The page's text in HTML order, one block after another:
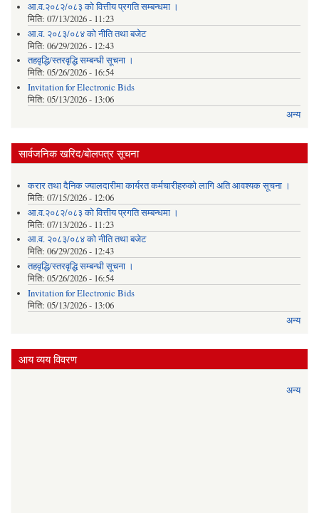
आ.व.२०८२/०८३ को वित्तीय प्रगति सम्बन्धमा ।
मिति: 07/13/2026 - 11:23
आ.व. २०८३/०८४ को नीति तथा बजेट
मिति: 06/29/2026 - 12:43
तहवृद्धि/स्तरवृद्धि सम्बन्धी सूचना ।
मिति: 05/26/2026 - 16:54
Invitation for Electronic Bids
मिति: 05/13/2026 - 13:06
अन्य
सार्वजनिक खरिद/बोलपत्र सूचना
करार तथा दैनिक ज्यालदारीमा कार्यरत कर्मचारीहरुको लागि अति आवश्यक सूचना ।
मिति: 07/15/2026 - 12:06
आ.व.२०८२/०८३ को वित्तीय प्रगति सम्बन्धमा ।
मिति: 07/13/2026 - 11:23
आ.व. २०८३/०८४ को नीति तथा बजेट
मिति: 06/29/2026 - 12:43
तहवृद्धि/स्तरवृद्धि सम्बन्धी सूचना ।
मिति: 05/26/2026 - 16:54
Invitation for Electronic Bids
मिति: 05/13/2026 - 13:06
अन्य
आय व्यय विवरण
अन्य